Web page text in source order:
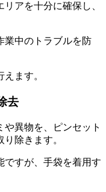
アを十分に確保し、
業中のトラブルを防
ます。
去
異物を、ピンセット
除きます。
ですが、手袋を着用す